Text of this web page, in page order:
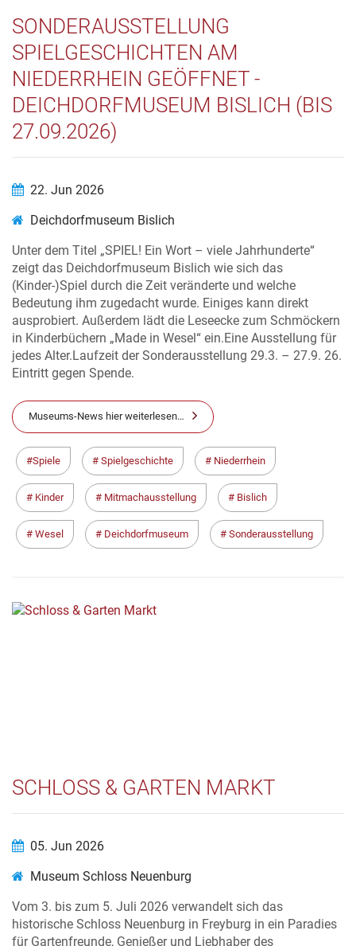
SONDERAUSSTELLUNG
SPIELGESCHICHTEN AM
NIEDERRHEIN GEÖFFNET -
DEICHDORFMUSEUM BISLICH (BIS
27.09.2026)
22. Jun 2026
Deichdorfmuseum Bislich
Unter dem Titel „SPIEL! Ein Wort – viele Jahrhunderte“
zeigt das Deichdorfmuseum Bislich wie sich das
(Kinder-)Spiel durch die Zeit veränderte und welche
Bedeutung ihm zugedacht wurde. Einiges kann direkt
ausprobiert. Außerdem lädt die Leseecke zum Schmöckern
in Kinderbüchern „Made in Wesel“ ein.Eine Ausstellung für
jedes Alter.Laufzeit der Sonderausstellung 29.3. – 27.9. 26.
Eintritt gegen Spende.
Museums-News hier weiterlesen…
Spiele Spielgeschichte Niederrhein
Kinder Mitmachausstellung Bislich
Wesel Deichdorfmuseum Sonderausstellung
SCHLOSS & GARTEN MARKT
05. Jun 2026
Museum Schloss Neuenburg
Vom 3. bis zum 5. Juli 2026 verwandelt sich das
historische Schloss Neuenburg in Freyburg in ein Paradies
für Gartenfreunde, Genießer und Liebhaber des